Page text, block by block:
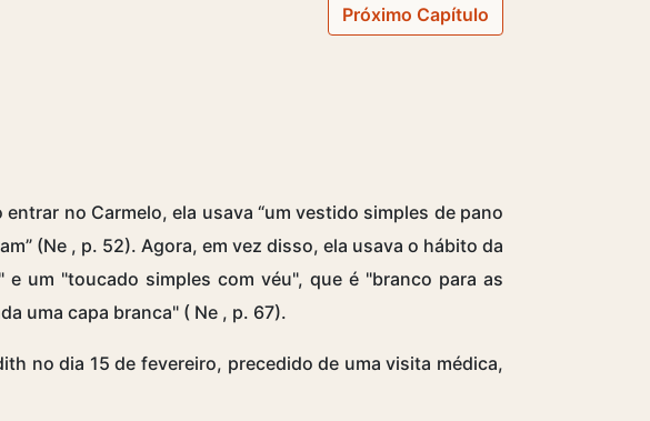
Próximo Capítulo
no Carmelo, ela usava “um vestido simples de pano
(Ne , p. 52). Agora, em vez disso, ela usava o hábito da
um "toucado simples com véu", que é "branco para as
uma capa branca" ( Ne , p. 67).
no dia 15 de fevereiro, precedido de uma visita médica,